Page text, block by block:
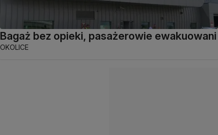
Bagaż bez opieki, pasażerowie ewakuowani
OKOLICE